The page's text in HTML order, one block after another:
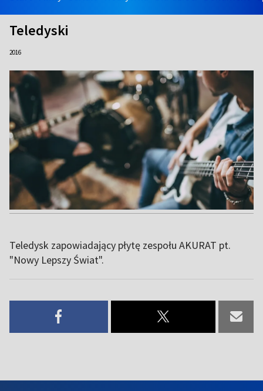
Teledyski
2016
Teledysk zapowiadający płytę zespołu AKURAT pt.
"Nowy Lepszy Świat".